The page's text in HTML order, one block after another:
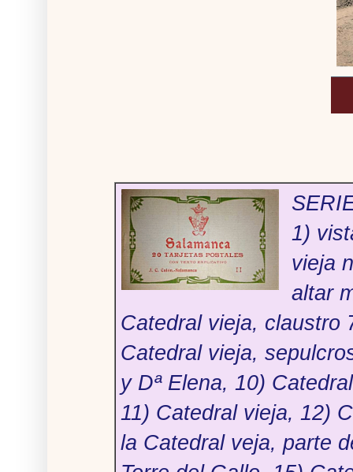
1)
vieja
altar
Catedral vieja, claustro
Catedral vieja,
y Dª Elena, 10)
11) Catedral vieja, 12)
la Catedral veja, parte